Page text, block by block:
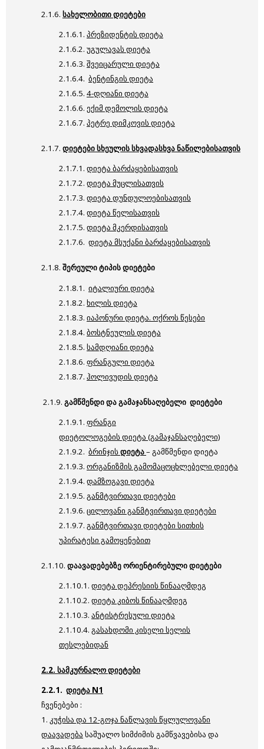
2.1.6. სახელობითი დიეტები
2.1.6.1. პრეზიდენტის დიეტა
2.1.6.2. უგულავას დიეტა
2.1.6.3. შვეიცარული დიეტა
2.1.6.4. ბენტინგის დიეტა
2.1.6.5. 4-დღიანი დიეტა
2.1.6.6. ექიმ დემოლის დიეტა
2.1.6.7. პეტრე დიმკოვის დიეტა
2.1.7. დიეტები სხეულის სხვადასხვა ნაწილებისათვის
2.1.7.1. დიეტა ბარძაყებისათვის
2.1.7.2. დიეტა მუცლისათვის
2.1.7.3. დიეტა დუნდულოებისათვის
2.1.7.4. დიეტა წელისათვის
2.1.7.5. დიეტა მკერდისათვის
2.1.7.6. დიეტა მსუქანი ბარძაყებისათვის
2.1.8. შერეული ტიპის დიეტები
2.1.8.1. იტალიური დიეტა
2.1.8.2. ხილის დიეტა
2.1.8.3. იაპონური დიეტა. ოქროს წესები
2.1.8.4. ბოსტნეულის დიეტა
2.1.8.5. სამდღიანი დიეტა
2.1.8.6. ფრანგული დიეტა
2.1.8.7. ჰოლივუდის დიეტა
2.1.9. გამწმენდი და გამაჯანსაღებელი დიეტები
2.1.9.1. ფრანგი
დიეტოლოგების დიეტა (გამაჯანსაღებელი)
2.1.9.2. ბრინჯის დიეტა– გამწმენდი დიეტა
2.1.9.3. ორგანიზმის გამომაცოცხლებელი დიეტა
2.1.9.4. დამზოგავი დიეტა
2.1.9.5. განმტვირთავი დიეტები
2.1.9.6. ცილოვანი განმტვირთავი დიეტები
2.1.9.7. განმტვირთავი დიეტები სითხის
უპირატესი გამოყენებით
2.1.10. დაავადებებზე ორიენტირებული დიეტები
2.1.10.1. დიეტა დეპრესიის წინააღმდეგ
2.1.10.2. დიეტა კიბოს წინააღმდეგ
2.1.10.3. ანტისტრესული დიეტა
2.1.10.4. გასახდომი კისელი სელის
თესლებიდან
2.2. სამკურნალო დიეტები
2.2.1. დიეტა N1
ჩვენებები :
1. კუჭისა და 12-გოჯა ნაწლავის წყლულოვანი
დაავადება საშუალო სიმძიმის გამწვავებისა და